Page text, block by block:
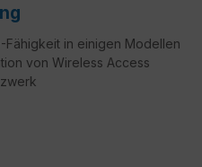
Fähigkeit in einigen Modellen
von Wireless Access